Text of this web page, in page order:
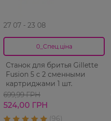
27 07 - 23 08
0_Спец.ціна
Станок для бритья Gillette
Fusion 5 с 2 сменными
картриджами 1 шт.
699,99 ГРН
524,00 ГРН